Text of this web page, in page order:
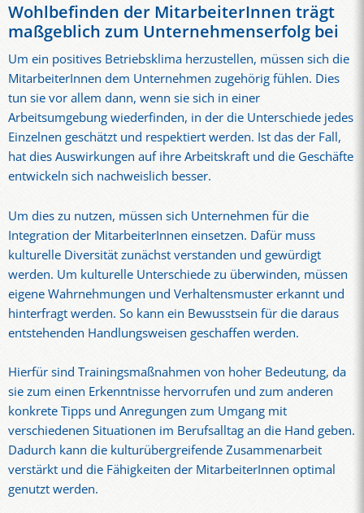
Wohlbefinden der MitarbeiterInnen trägt
maßgeblich zum Unternehmenserfolg bei
Um ein positives Betriebsklima herzustellen, müssen sich die
MitarbeiterInnen dem Unternehmen zugehörig fühlen. Dies
tun sie vor allem dann, wenn sie sich in einer
Arbeitsumgebung wiederfinden, in der die Unterschiede jedes
Einzelnen geschätzt und respektiert werden. Ist das der Fall,
hat dies Auswirkungen auf ihre Arbeitskraft und die Geschäfte
entwickeln sich nachweislich besser.
Um dies zu nutzen, müssen sich Unternehmen für die
Integration der MitarbeiterInnen einsetzen. Dafür muss
kulturelle Diversität zunächst verstanden und gewürdigt
werden. Um kulturelle Unterschiede zu überwinden, müssen
eigene Wahrnehmungen und Verhaltensmuster erkannt und
hinterfragt werden. So kann ein Bewusstsein für die daraus
entstehenden Handlungsweisen geschaffen werden.
Hierfür sind Trainingsmaßnahmen von hoher Bedeutung, da
sie zum einen Erkenntnisse hervorrufen und zum anderen
konkrete Tipps und Anregungen zum Umgang mit
verschiedenen Situationen im Berufsalltag an die Hand geben.
Dadurch kann die kulturübergreifende Zusammenarbeit
verstärkt und die Fähigkeiten der MitarbeiterInnen optimal
genutzt werden.